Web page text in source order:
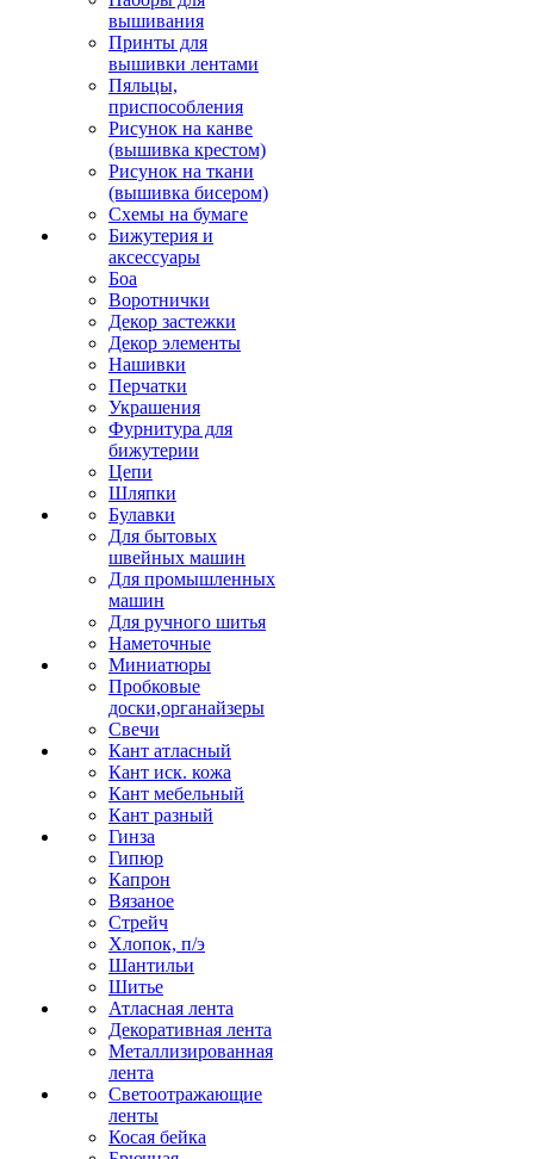
вышивания
Принты для
вышивки лентами
Пяльцы,
приспособления
Рисунок на канве
(вышивка крестом)
Рисунок на ткани
(вышивка бисером)
Схемы на бумаге
Бижутерия и
аксессуары
Боа
Воротнички
Декор застежки
Декор элементы
Нашивки
Перчатки
Украшения
Фурнитура для
бижутерии
Цепи
Шляпки
Булавки
Для бытовых
швейных машин
Для промышленных
машин
Для ручного шитья
Наметочные
Миниатюры
Пробковые
доски,органайзеры
Свечи
Кант атласный
Кант иск. кожа
Кант мебельный
Кант разный
Гинза
Гипюр
Капрон
Вязаное
Стрейч
Хлопок, п/э
Шантильи
Шитье
Атласная лента
Декоративная лента
Металлизированная
лента
Светоотражающие
ленты
Косая бейка